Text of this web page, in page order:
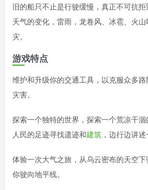
旧的船只不止是行驶缓慢，真正不可抗
天气的变化，雷雨，龙卷风、冰雹、火
灾。
游戏特点
维护和升级你的交通工具，以克服众多
灾害。
探索一个独特的世界，探索一个荒凉干
人民的足迹寻找遗迹和建筑 ，边行边讲
体验一次大气之旅，从乌云密布的天空
你驶向地平线。